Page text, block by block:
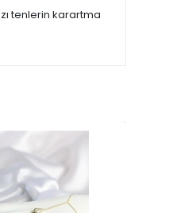
tenlerin karartma